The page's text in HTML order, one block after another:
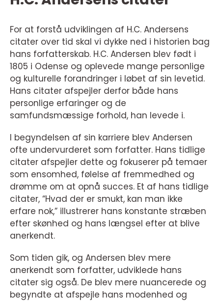
For at forstå udviklingen af H.C. Andersens
citater over tid skal vi dykke ned i historien bag
hans forfatterskab. H.C. Andersen blev født i
1805 i Odense og oplevede mange personlige
og kulturelle forandringer i løbet af sin levetid.
Hans citater afspejler derfor både hans
personlige erfaringer og de
samfundsmæssige forhold, han levede i.
I begyndelsen af sin karriere blev Andersen
ofte undervurderet som forfatter. Hans tidlige
citater afspejler dette og fokuserer på temaer
som ensomhed, følelse af fremmedhed og
drømme om at opnå succes. Et af hans tidlige
citater, “Hvad der er smukt, kan man ikke
erfare nok,” illustrerer hans konstante stræben
efter skønhed og hans længsel efter at blive
anerkendt.
Som tiden gik, og Andersen blev mere
anerkendt som forfatter, udviklede hans
citater sig også. De blev mere nuancerede og
begyndte at afspejle hans modenhed og